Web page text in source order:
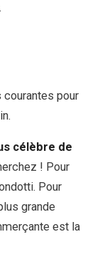
pour
célèbre de
! Pour
Pour
grande
est la